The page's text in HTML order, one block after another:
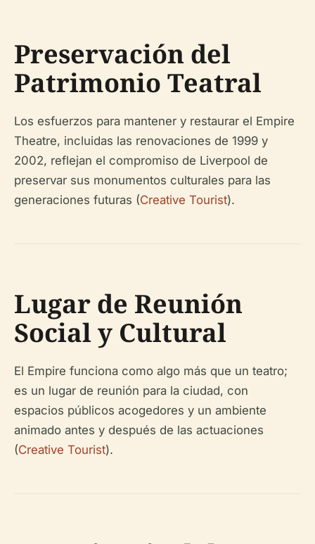
Preservación del
Patrimonio Teatral
Los esfuerzos para mantener y restaurar el Empire
Theatre, incluidas las renovaciones de 1999 y
2002, reflejan el compromiso de Liverpool de
preservar sus monumentos culturales para las
generaciones futuras (Creative Tourist).
Lugar de Reunión
Social y Cultural
El Empire funciona como algo más que un teatro;
es un lugar de reunión para la ciudad, con
espacios públicos acogedores y un ambiente
animado antes y después de las actuaciones
(Creative Tourist).